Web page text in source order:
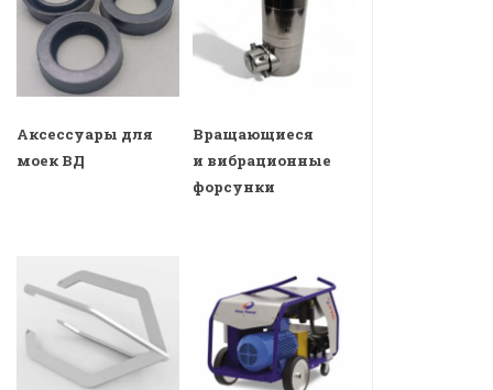
Аксессуары для
моек ВД
Вращающиеся
и вибрационные
форсунки